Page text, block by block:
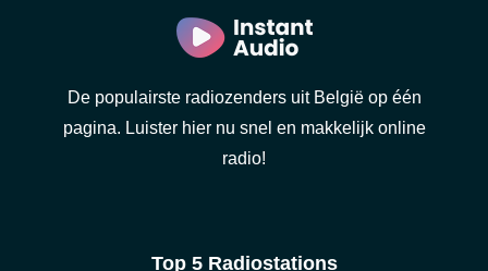
De populairste radiozenders uit België op één
pagina. Luister hier nu snel en makkelijk online
radio!
Top 5 Radiostations